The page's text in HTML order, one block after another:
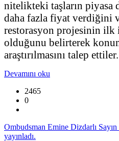
nitelikteki taşların piyasa
daha fazla fiyat verdiğini
restorasyon projesinin ilk
olduğunu belirterek
araştırılmasını talep ettiler.
Devamını oku
2465
0
Ombudsman Emine Dizdarlı
yayınladı.